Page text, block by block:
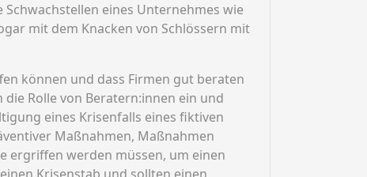
eines Unternehmes wie
mit dem Knacken von Schlössern mit
können und dass Firmen gut beraten
Rolle von Beratern:innen ein und
eines Krisenfalls eines fiktiven
Maßnahmen, Maßnahmen
ergriffen werden müssen, um einen